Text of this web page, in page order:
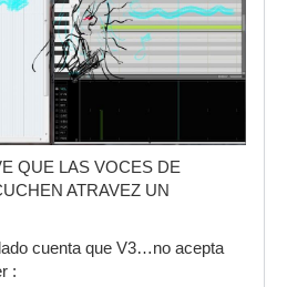
QUE LAS VOCES DE
ATRAVEZ UN
cuenta que V3…no acepta
: